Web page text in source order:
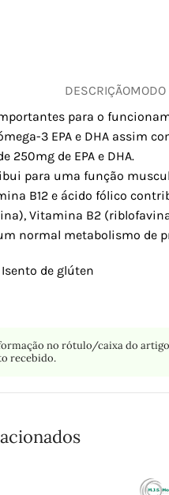
DESCRIÇÃOMODO
para o
3 EPA e DHA assim
250mg de EPA e DHA.
para uma função
B12 e ácido fólico
Vitamina B2
normal metabolismo de
de glúten
no rótulo/caixa do
recebido.